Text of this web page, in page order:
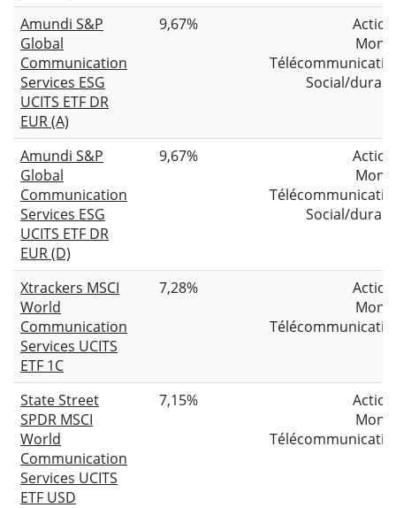
Amundi S&P
Global
Communication
Services ESG
UCITS ETF DR
EUR (A)
9,67%
Social/
Amundi S&P
Global
Communication
Services ESG
UCITS ETF DR
EUR (D)
9,67%
Social/
Xtrackers MSCI
World
Communication
Services UCITS
ETF 1C
7,28%
State Street
SPDR MSCI
World
Communication
Services UCITS
ETF USD
7,15%